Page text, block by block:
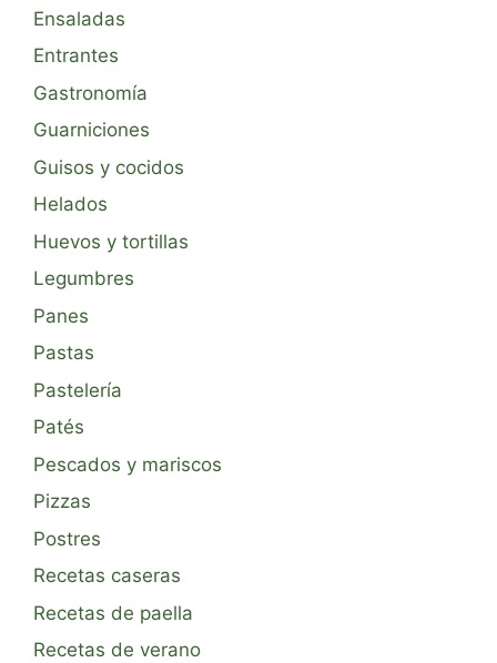
Ensaladas
Entrantes
Gastronomía
Guarniciones
Guisos y cocidos
Helados
Huevos y tortillas
Legumbres
Panes
Pastas
Pastelería
Patés
Pescados y mariscos
Pizzas
Postres
Recetas caseras
Recetas de paella
Recetas de verano